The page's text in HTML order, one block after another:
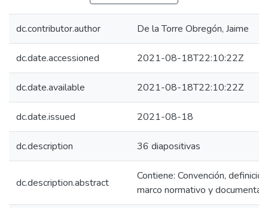
dc.contributor.author De la Torre Obregón, Jaime
dc.date.accessioned 2021-08-18T22:10:22Z
dc.date.available 2021-08-18T22:10:22Z
dc.date.issued 2021-08-18
dc.description 36 diapositivas
dc.description.abstract
Contiene: Convención,
marco normativo y